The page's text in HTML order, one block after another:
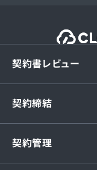
契約書レビュー
契約締結
契約管理